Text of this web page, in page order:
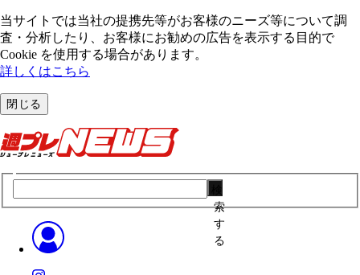
当サイトでは当社の提携先等がお客様のニーズ等について調
査・分析したり、お客様にお勧めの広告を表⽰する⽬的で
Cookie を使⽤する場合があります。
詳しくはこちら
閉じる
索
す
る